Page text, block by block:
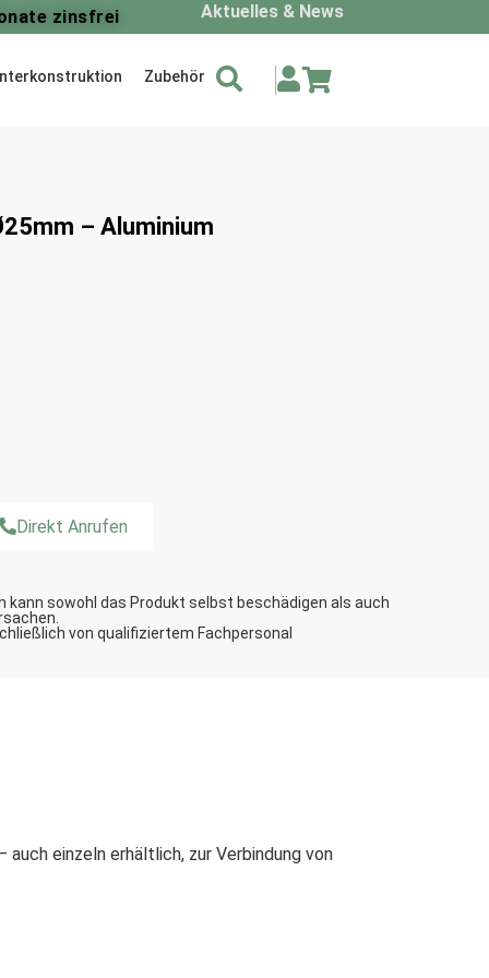
zinsfrei Aktuelles & News
Zubehör
– Aluminium
Direkt Anrufen
kann sowohl das Produkt selbst beschädigen als auch
von qualifiziertem Fachpersonal
einzeln erhältlich, zur Verbindung von